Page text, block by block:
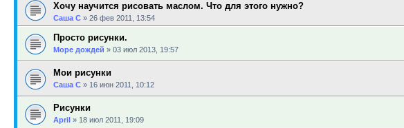
Хочу научится рисовать маслом. Что для этого нужно?
Саша С » 26 фев 2011, 13:54
Просто рисунки.
Море дождей » 03 июл 2013, 19:57
Мои рисунки
Саша С » 16 июн 2011, 10:12
Рисунки
April » 18 июл 2011, 19:09